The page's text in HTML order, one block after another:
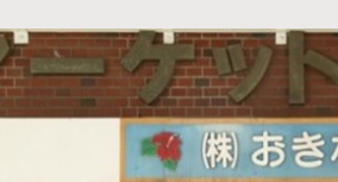
カテゴリーから探す タグから